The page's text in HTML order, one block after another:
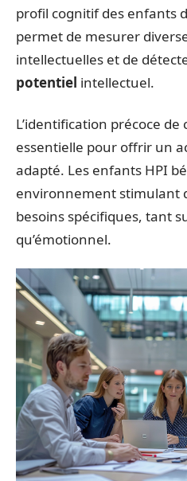
profil cognitif des enfants
permet de mesurer
intellectuelles et de
potentiel intellectuel.
L’identification précoce
essentielle pour offrir un
adapté. Les enfants HPI
environnement stimulant
besoins spécifiques, tant
qu’émotionnel.